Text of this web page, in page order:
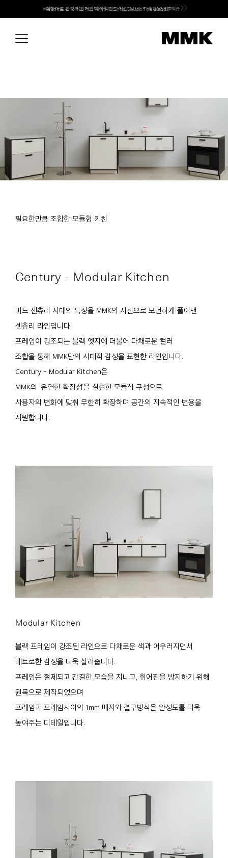
content
취향대로 완성하는 커스텀 아일랜드 키친, MMK The Island 출시
필요한만큼 조합한 모듈형 키친
Century - Modular Kitchen
미드 센츄리 시대의 특징을 MMK의 시선으로 모던하게 풀어낸
센츄리 라인입니다.
프레임이 강조되는 블랙 엣지에 더불어 다채로운 컬러
조합을 통해 MMK만의 시대적 감성을 표현한 라인입니다.
Century - Modular Kitchen은
MMK의 ‘유연한 확장성’을 실현한 모듈식 구성으로
사용자의 변화에 맞춰 무한히 확장하며 공간의 지속적인 변용을
지원합니다.
Modular Kitchen
블랙 프레임이 강조된 라인으로 다채로운 색과 어우러지면서
레트로한 감성을 더욱 살려줍니다.
프레임은 절제되고 간결한 모습을 지니고, 휘어짐을 방지하기 위해
원목으로 제작되었으며
프레임과 프레임사이의 1mm 메지와 결구방식은 완성도를 더욱
높여주는 디테일입니다.